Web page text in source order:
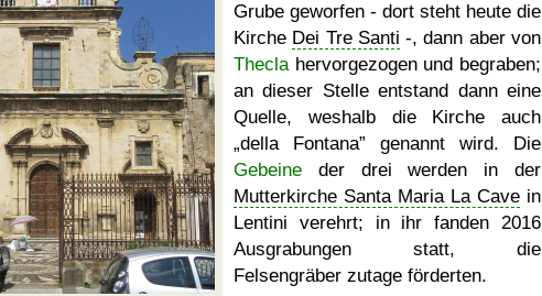
Grube geworfen - dort steht heute die
Kirche Dei Tre Santi -, dann aber von
Theclahervorgezogen und begraben;
an dieser Stelle entstand dann eine
Quelle, weshalb die Kirche auch
della Fontana
genannt wird. Die
Gebeine der drei werden in der
Mutterkirche Santa Maria La Cave in
Lentini verehrt; in ihr fanden 2016
Ausgrabungen statt, die
Felsengräber zutage förderten.